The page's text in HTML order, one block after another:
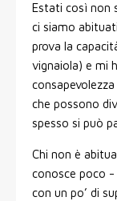
Estati così non
ci siamo
prova la
vignaiola) e mi
che possono
spesso si può
Chi non è
conosce poco -
con un po’ di